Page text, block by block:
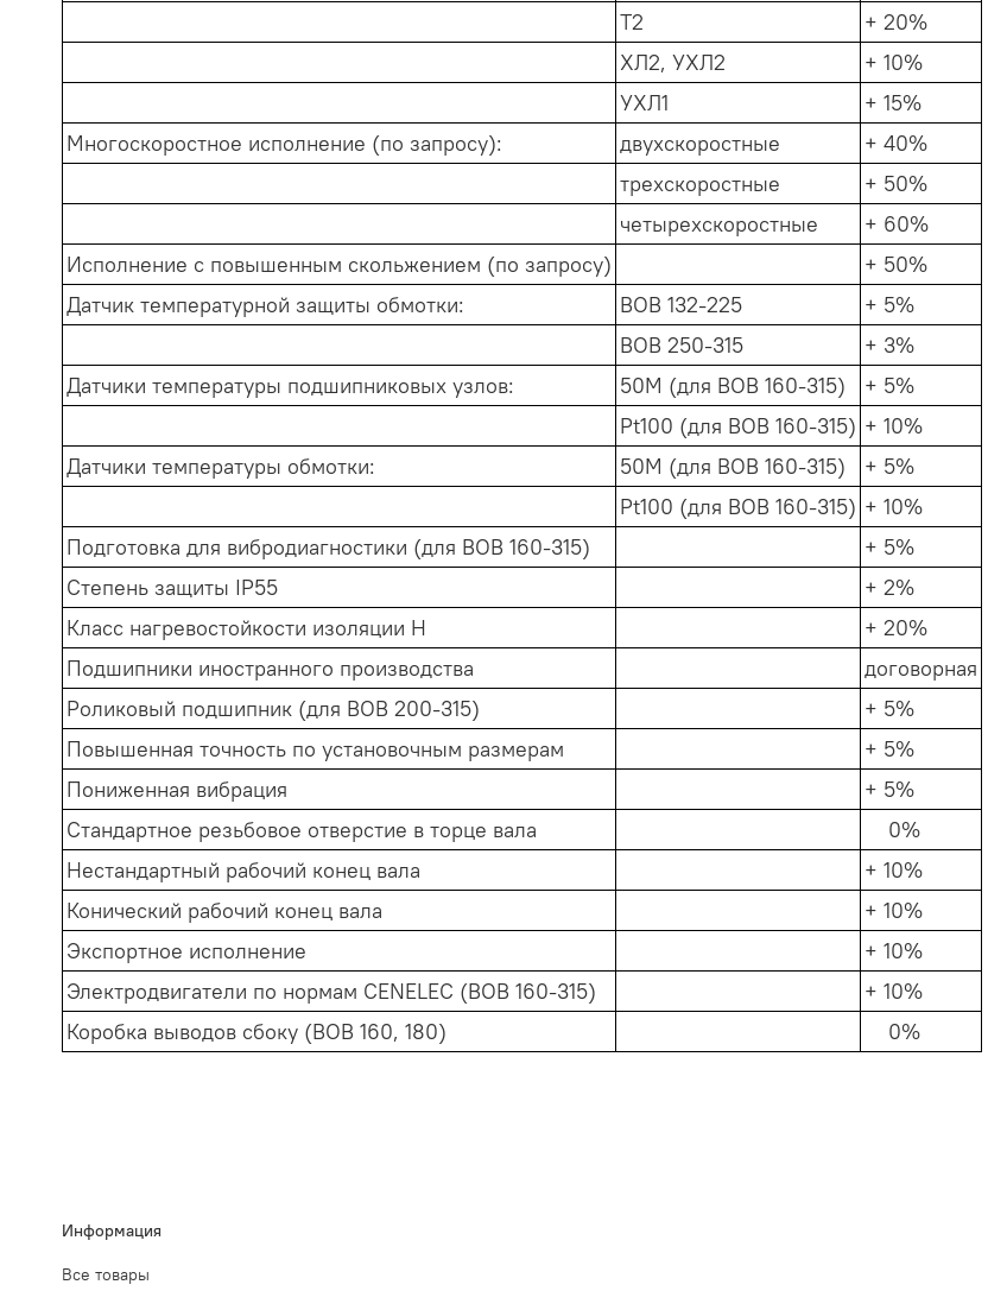
Т2
+ 20%
ХЛ2, УХЛ2
+ 10%
УХЛ1
+ 15%
Многоскоростное исполнение (по запросу):
двухскоростные
+ 40%
трехскоростные
+ 50%
четырехскоростные
+ 60%
Исполнение с повышенным скольжением (по запросу)
+ 50%
Датчик температурной защиты обмотки:
ВОВ 132-225
+ 5%
ВОВ 250-315
+ 3%
Датчики температуры подшипниковых узлов:
50М (для ВОВ 160-315)
+ 5%
Pt100 (для ВОВ 160-315) + 10%
Датчики температуры обмотки:
50М (для ВОВ 160-315)
+ 5%
Pt100 (для ВОВ 160-315) + 10%
Подготовка для вибродиагностики (для ВОВ 160-315)
+ 5%
Степень защиты IP55
+ 2%
Класс нагревостойкости изоляции Н
+ 20%
Подшипники иностранного производства
договорная
Роликовый подшипник (для ВОВ 200-315)
+ 5%
Повышенная точность по установочным размерам
+ 5%
Пониженная вибрация
+ 5%
Стандартное резьбовое отверстие в торце вала
0%
Нестандартный рабочий конец вала
+ 10%
Конический рабочий конец вала
+ 10%
Экспортное исполнение
+ 10%
Электродвигатели по нормам CENELEC (ВОВ 160-315)
+ 10%
Коробка выводов сбоку (ВОВ 160, 180)
0%
Информация
Все товары